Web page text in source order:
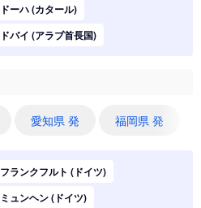
ドーハ (カタール)
ドバイ (アラブ首長国)
シドニー (オーストラリア)
パリ (フランス)
ハノイ (ベトナム)
愛知県 発 福岡県 発
フランクフルト (ドイツ)
ミュンヘン (ドイツ)